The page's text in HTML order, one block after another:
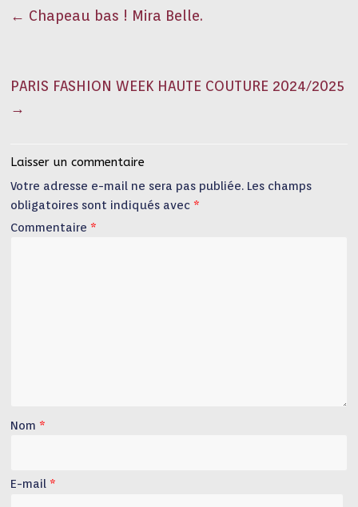
← Chapeau bas ! Mira Belle.
PARIS FASHION WEEK HAUTE COUTURE 2024/2025
→
Laisser un commentaire
Votre adresse e-mail ne sera pas publiée. Les champs
obligatoires sont indiqués avec *
Commentaire *
Nom *
E-mail *